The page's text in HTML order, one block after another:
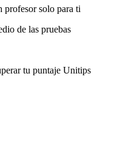
profesor solo para ti
tu puntaje Unitips